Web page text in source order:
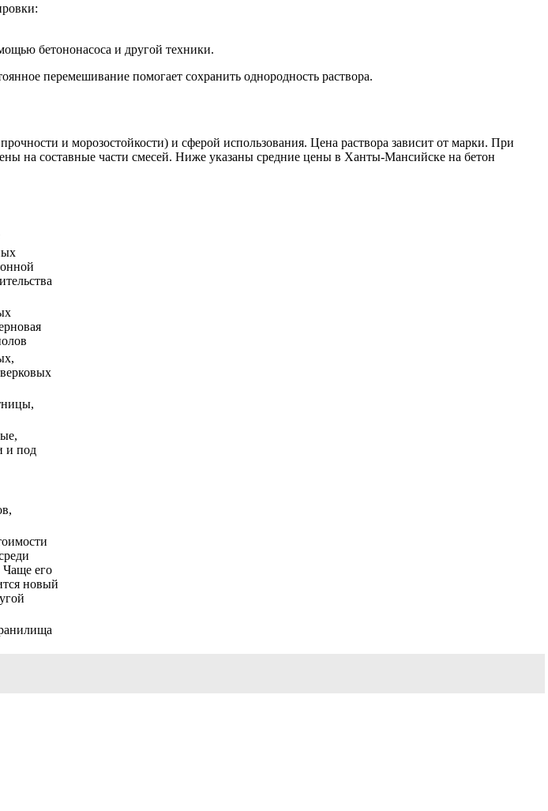
бетононасоса и другой техники.
перемешивание помогает сохранить однородность раствора.
и морозостойкости) и сферой использования. Цена раствора зависит от марки. При
на составные части смесей. Ниже указаны средние цены в Ханты-Мансийске на бетон
и под
Чаще его
новый